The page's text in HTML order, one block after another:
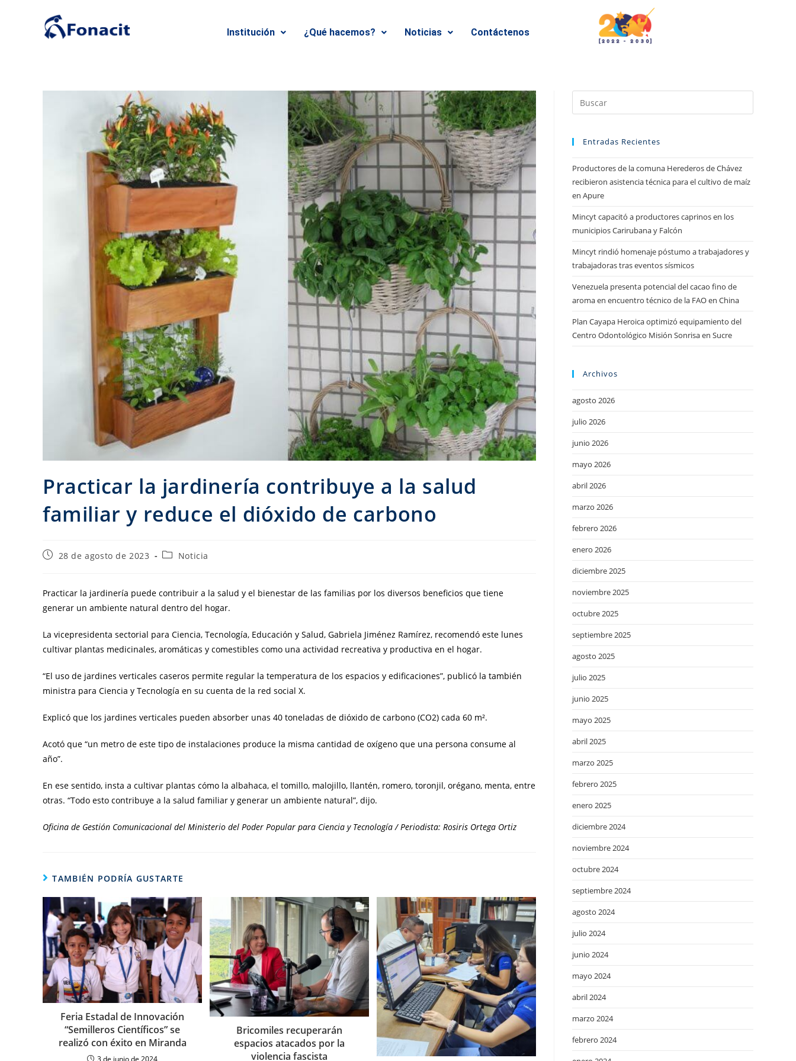
Institución ¿Qué hacemos? Noticias Contáctenos
Practicar la jardinería contribuye a la salud
familiar y reduce el dióxido de carbono
28 de agosto de 2023 Noticia
Practicar la jardinería puede contribuir a la salud y el bienestar de las familias por los diversos beneficios que tiene
generar un ambiente natural dentro del hogar.
La vicepresidenta sectorial para Ciencia, Tecnología, Educación y Salud, Gabriela Jiménez Ramírez, recomendó este lunes
cultivar plantas medicinales, aromáticas y comestibles como una actividad recreativa y productiva en el hogar.
“El uso de jardines verticales caseros permite regular la temperatura de los espacios y edificaciones”, publicó la también
ministra para Ciencia y Tecnología en su cuenta de la red social X.
Explicó que los jardines verticales pueden absorber unas 40 toneladas de dióxido de carbono (CO2) cada 60 m².
Acotó que “un metro de este tipo de instalaciones produce la misma cantidad de oxígeno que una persona consume al
año”.
En ese sentido, insta a cultivar plantas cómo la albahaca, el tomillo, malojillo, llantén, romero, toronjil, orégano, menta, entre
otras. “Todo esto contribuye a la salud familiar y generar un ambiente natural”, dijo.
Oficina de Gestión Comunicacional del Ministerio del Poder Popular para Ciencia y Tecnología / Periodista: Rosiris Ortega Ortiz
TAMBIÉN PODRÍA GUSTARTE
Feria Estadal de Innovación
“Semilleros Científicos” se
realizó con éxito en Miranda
Bricomiles recuperarán
espacios atacados por la
violencia fascista
Entradas Recientes
Productores de la comuna Herederos de Chávez
recibieron asistencia técnica para el cultivo de maíz
en Apure
Mincyt capacitó a productores caprinos en los
municipios Carirubana y Falcón
Mincyt rindió homenaje póstumo a trabajadores y
trabajadoras tras eventos sísmicos
Venezuela presenta potencial del cacao fino de
aroma en encuentro técnico de la FAO en China
Plan Cayapa Heroica optimizó equipamiento del
Centro Odontológico Misión Sonrisa en Sucre
Archivos
agosto 2026
julio 2026
junio 2026
mayo 2026
abril 2026
marzo 2026
febrero 2026
enero 2026
diciembre 2025
noviembre 2025
octubre 2025
septiembre 2025
agosto 2025
julio 2025
junio 2025
mayo 2025
abril 2025
marzo 2025
febrero 2025
enero 2025
diciembre 2024
noviembre 2024
octubre 2024
septiembre 2024
agosto 2024
julio 2024
junio 2024
mayo 2024
abril 2024
marzo 2024
febrero 2024